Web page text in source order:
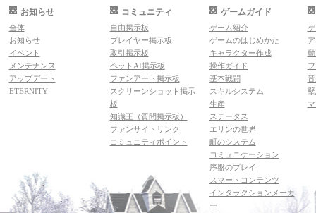
お知らせ
全体
お知らせ
イベント
メンテナンス
アップデート
ETERNITY
コミュニティ
自由掲示板
プレイヤー掲示板
取引掲示板
ペットAI掲示板
ファンアート掲示板
スクリーンショット掲示
板
知識王（質問掲示板）
ファンサイトリンク
コミュニティポイント
ゲームガイド
ゲーム紹介
ゲームのはじめかた
キャラクター作成
操作ガイド
基本戦闘
スキルシステム
生産
ステータス
エリンの世界
町のシステム
コミュニケーション
序盤のプレイ
スマートコンテンツ
インタラクションメーカ
ー